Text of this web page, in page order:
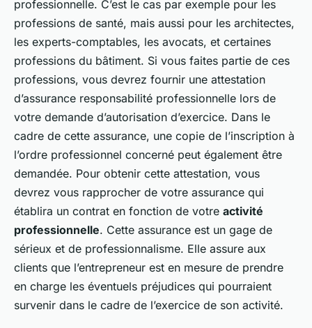
professionnelle. C’est le cas par exemple pour les
professions de santé, mais aussi pour les architectes,
les experts-comptables, les avocats, et certaines
professions du bâtiment. Si vous faites partie de ces
professions, vous devrez fournir une attestation
d’assurance responsabilité professionnelle lors de
votre demande d’autorisation d’exercice. Dans le
cadre de cette assurance, une copie de l’inscription à
l’ordre professionnel concerné peut également être
demandée. Pour obtenir cette attestation, vous
devrez vous rapprocher de votre assurance qui
établira un contrat en fonction de votre activité
professionnelle. Cette assurance est un gage de
sérieux et de professionnalisme. Elle assure aux
clients que l’entrepreneur est en mesure de prendre
en charge les éventuels préjudices qui pourraient
survenir dans le cadre de l’exercice de son activité.